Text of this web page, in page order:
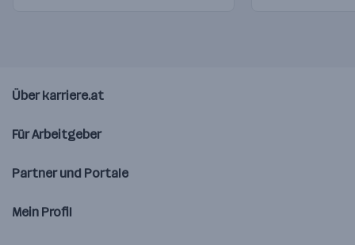
Über karriere.at
Für Arbeitgeber
Partner und Portale
Mein Profil